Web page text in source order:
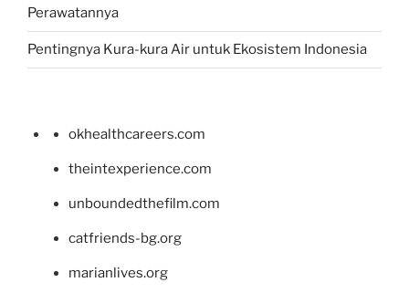
Perawatannya
Pentingnya Kura-kura Air untuk Ekosistem Indonesia
okhealthcareers.com
theintexperience.com
unboundedthefilm.com
catfriends-bg.org
marianlives.org